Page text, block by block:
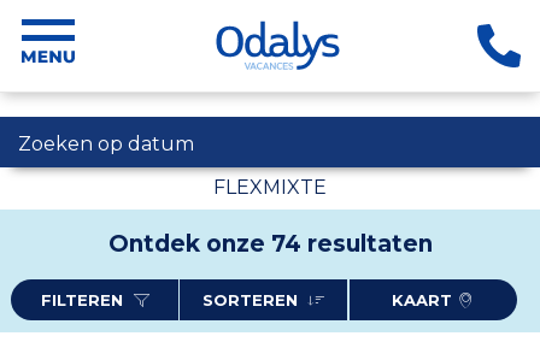
Zoeken op datum
FLEXMIXTE
Ontdek onze 74 resultaten
FILTEREN SORTEREN KAART